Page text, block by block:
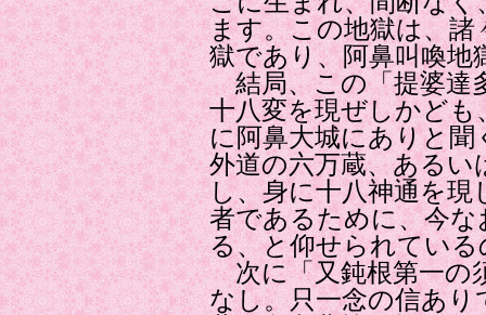
ます。この地獄は、
獄であり、阿鼻叫喚地
結局、この「提婆達
十八変を現ぜしかども
に阿鼻大城にありと聞
外道の六万蔵、あるい
し、身に十八神通を
者であるために、今
る、と仰せられてい
次に「又鈍根第一の
なし。只一念の信あり